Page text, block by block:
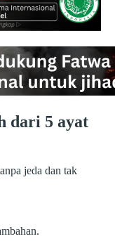
dari 5 ayat
jeda dan tak